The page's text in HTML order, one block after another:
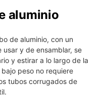
aluminio
de aluminio, con un
y de ensamblar, se
y estirar a lo largo de la
peso no requiere
tubos corrugados de